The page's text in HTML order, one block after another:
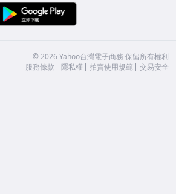
Store
©2026 Yahoo台灣電子商務 保留所有權利
服務條款
隱私權 拍賣使用規範 交易安全